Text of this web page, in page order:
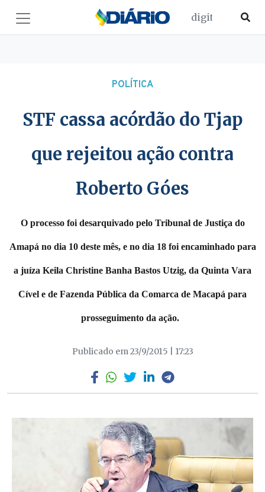
POLÍTICA
STF cassa acórdão do Tjap
que rejeitou ação contra
Roberto Góes
O processo foi desarquivado pelo Tribunal de Justiça do
Amapá no dia 10 deste mês, e no dia 18 foi encaminhado para
a juíza Keila Christine Banha Bastos Utzig, da Quinta Vara
Cível e de Fazenda Pública da Comarca de Macapá para
prosseguimento da ação.
Publicado em 23/9/2015 | 17:23